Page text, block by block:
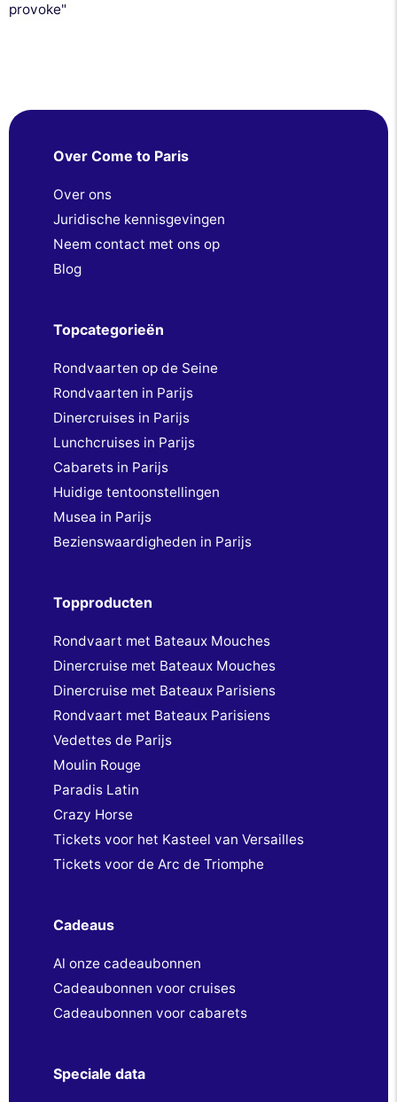
provoke"
Over Come to Paris
Over ons
Juridische kennisgevingen
Neem contact met ons op
Blog
Topcategorieën
Rondvaarten op de Seine
Rondvaarten in Parijs
Dinercruises in Parijs
Lunchcruises in Parijs
Cabarets in Parijs
Huidige tentoonstellingen
Musea in Parijs
Bezienswaardigheden in Parijs
Topproducten
Rondvaart met Bateaux Mouches
Dinercruise met Bateaux Mouches
Dinercruise met Bateaux Parisiens
Rondvaart met Bateaux Parisiens
Vedettes de Parijs
Moulin Rouge
Paradis Latin
Crazy Horse
Tickets voor het Kasteel van Versailles
Tickets voor de Arc de Triomphe
Cadeaus
Al onze cadeaubonnen
Cadeaubonnen voor cruises
Cadeaubonnen voor cabarets
Speciale data